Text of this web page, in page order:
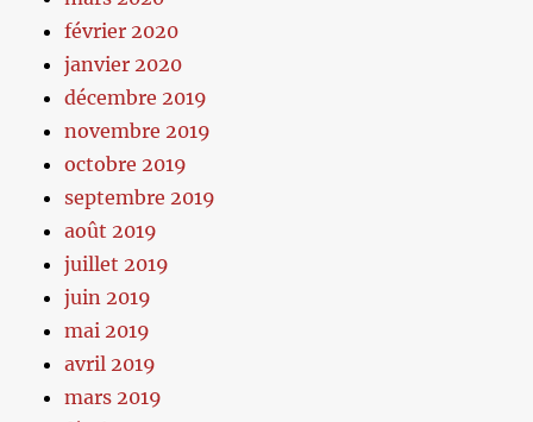
février 2020
janvier 2020
décembre 2019
novembre 2019
octobre 2019
septembre 2019
août 2019
juillet 2019
juin 2019
mai 2019
avril 2019
mars 2019